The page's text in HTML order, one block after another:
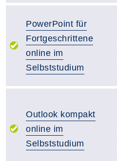
PowerPoint für
Fortgeschrittene
online im
Selbststudium
Outlook kompakt
online im
Selbststudium